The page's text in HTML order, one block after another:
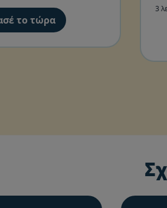
το τώρα
3